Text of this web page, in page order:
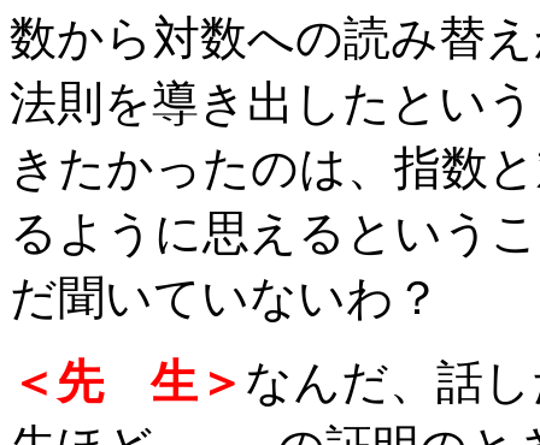
数から対数への読み替
法則を導き出したとい
きたかったのは、指数
るように思えるという
だ聞いていないわ？
＜先 生＞ なんだ、話